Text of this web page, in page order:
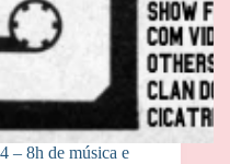
– 8h de música e